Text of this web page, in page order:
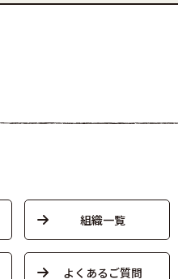
組織一覧
よくあるご質問